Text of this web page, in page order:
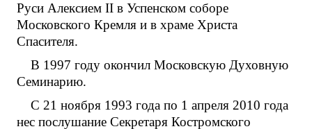
Руси Алексием II в Успенском соборе
Московского Кремля и в храме Христа
Спасителя.
В 1997 году окончил Московскую Духовную
Семинарию.
С 21 ноября 1993 года по 1 апреля 2010 года
нес послушание Секретаря Костромского